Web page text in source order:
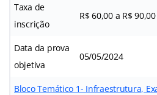
Taxa de
inscrição
R$ 60,00 a R$ 90,00
Data da prova
objetiva
05/05/2024
Bloco Temático 1- Infraestrutura,